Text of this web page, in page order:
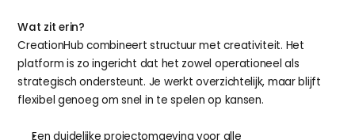
Wat zit erin?
CreationHub combineert structuur met creativiteit. Het
platform is zo ingericht dat het zowel operationeel als
strategisch ondersteunt. Je werkt overzichtelijk, maar blijft
flexibel genoeg om snel in te spelen op kansen.
Een duidelijke projectomgeving voor alle